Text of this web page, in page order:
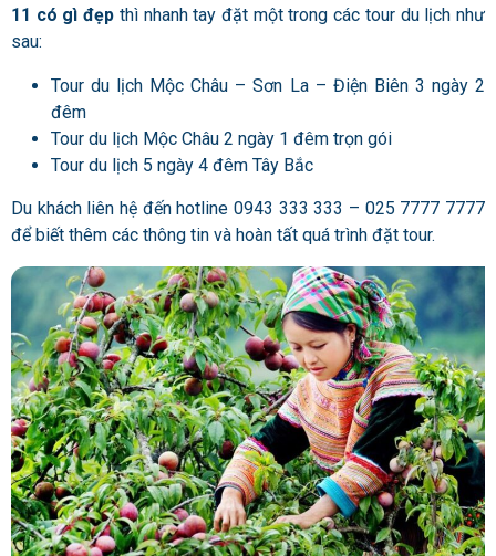
11 có gì đẹp thì nhanh tay đặt một trong các tour du lịch như
sau:
Tour du lịch Mộc Châu – Sơn La – Điện Biên 3 ngày 2
đêm
Tour du lịch Mộc Châu 2 ngày 1 đêm trọn gói
Tour du lịch 5 ngày 4 đêm Tây Bắc
Du khách liên hệ đến hotline 0943 333 333 – 025 7777 7777
để biết thêm các thông tin và hoàn tất quá trình đặt tour.